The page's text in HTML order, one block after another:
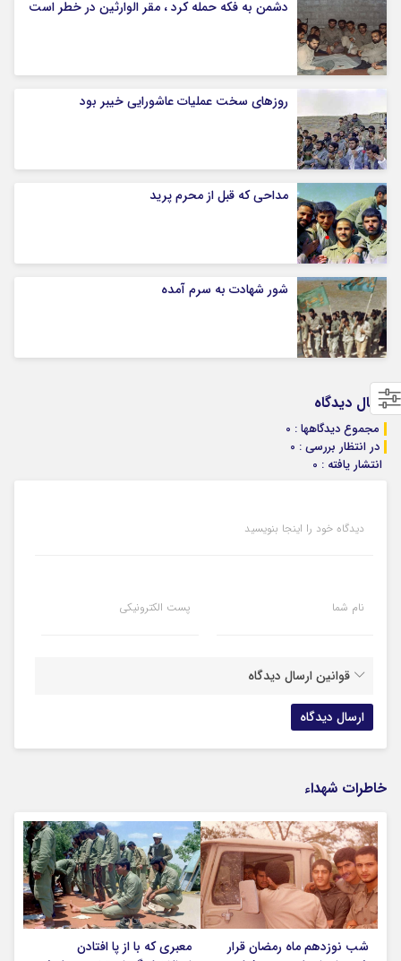
دشمن به فکه حمله کرد ، مقر الوارثین در خطر است
روزهای سخت عملیات عاشورایی خیبر بود
مداحی که قبل از محرم پرید
شور شهادت به سرم آمده
ارسال دیدگاه
مجموع دیدگاهها : 0
در انتظار بررسی : 0
انتشار یافته : 0
دیدگاه خود را اینجا بنویسید
نام شما پست الکترونیکی
قوانین ارسال دیدگاه
خاطرات شهداء
شب نوزدهم ماه رمضان قرار
معبری که با از پا افتادن